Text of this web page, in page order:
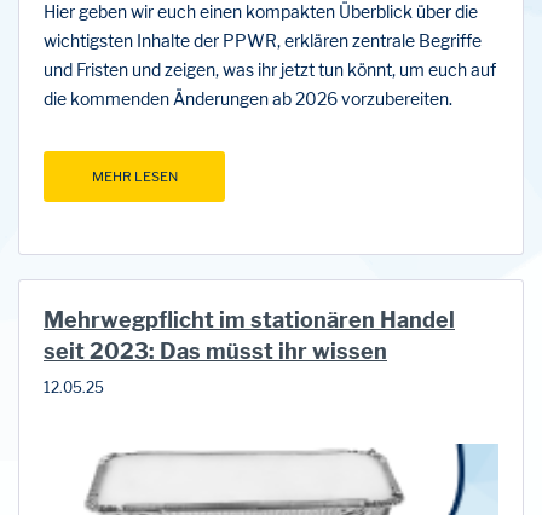
Hier geben wir euch einen kompakten Überblick über die
wichtigsten Inhalte der PPWR, erklären zentrale Begriffe
und Fristen und zeigen, was ihr jetzt tun könnt, um euch auf
die kommenden Änderungen ab 2026 vorzubereiten.
MEHR LESEN
Mehrwegpflicht im stationären Handel
seit 2023: Das müsst ihr wissen
12.05.25